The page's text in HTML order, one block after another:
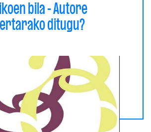
bila - Autore
ditugu?